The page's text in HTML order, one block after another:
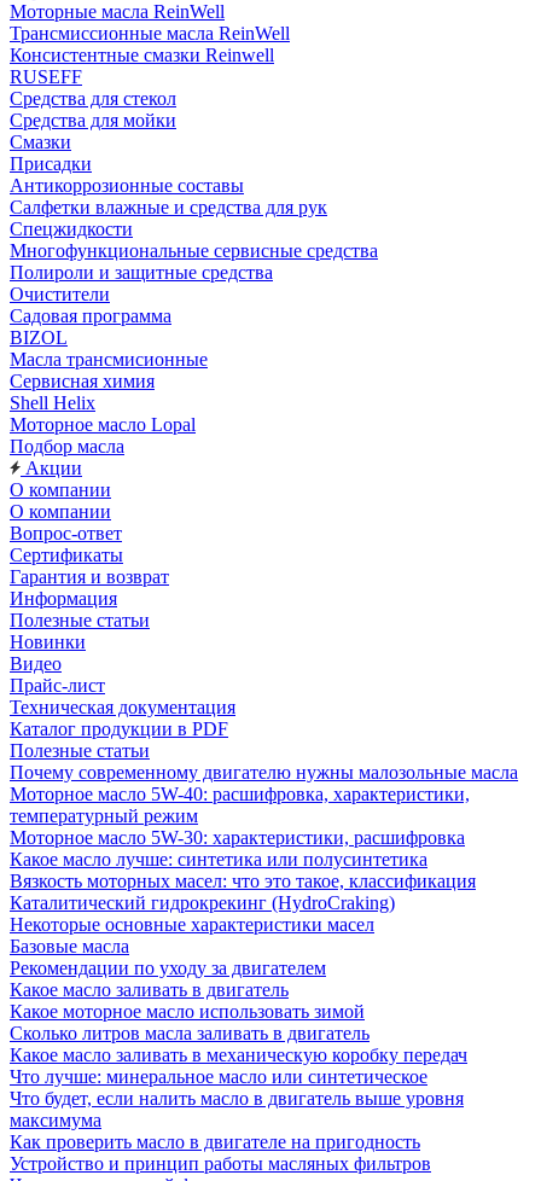
Моторные масла ReinWell
Трансмиссионные масла ReinWell
Консистентные смазки Reinwell
RUSEFF
Средства для стекол
Средства для мойки
Смазки
Присадки
Антикоррозионные составы
Салфетки влажные и средства для рук
Спецжидкости
Многофункциональные сервисные средства
Полироли и защитные средства
Очистители
Садовая программа
BIZOL
Масла трансмисионные
Сервисная химия
Shell Helix
Моторное масло Lopal
Подбор масла
Акции
О компании
О компании
Вопрос-ответ
Сертификаты
Гарантия и возврат
Информация
Полезные статьи
Новинки
Видео
Прайс-лист
Техническая документация
Каталог продукции в PDF
Полезные статьи
Почему современному двигателю нужны малозольные масла
Моторное масло 5W-40: расшифровка, характеристики,
температурный режим
Моторное масло 5W-30: характеристики, расшифровка
Какое масло лучше: синтетика или полусинтетика
Вязкость моторных масел: что это такое, классификация
Каталитический гидрокрекинг (НydroСraking)
Некоторые основные характеристики масел
Базовые масла
Рекомендации по уходу за двигателем
Какое масло заливать в двигатель
Какое моторное масло использовать зимой
Сколько литров масла заливать в двигатель
Какое масло заливать в механическую коробку передач
Что лучше: минеральное масло или синтетическое
Что будет, если налить масло в двигатель выше уровня
максимума
Как проверить масло в двигателе на пригодность
Устройство и принцип работы масляных фильтров